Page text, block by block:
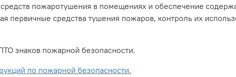
пожаротушения в помещениях и обеспечение
первичные средства тушения пожаров, контроль их
знаков пожарной безопасности.
по пожарной безопасности.